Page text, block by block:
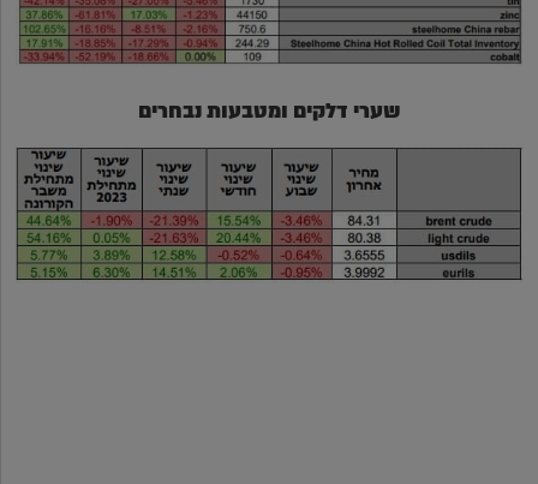
שערי דלקים ומטבעות נבחרים